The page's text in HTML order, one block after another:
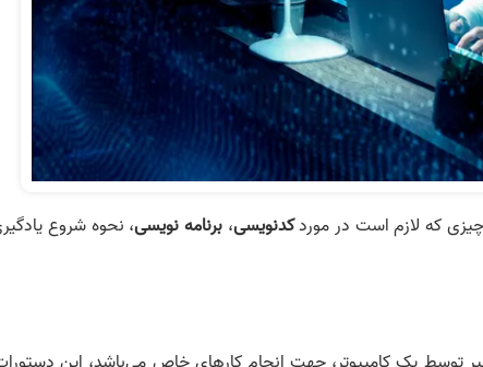
چیزی که لازم است در موردکدنویسی، برنامه نویسی، نحوه شروع